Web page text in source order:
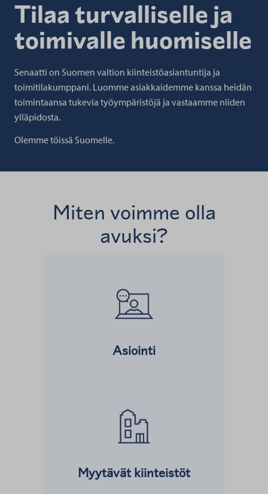
Tilaa turvalliselle ja
toimivalle huomiselle
Senaatti on Suomen valtion kiinteistöasiantuntija ja
toimitilakumppani. Luomme asiakkaidemme kanssa heidän
toimintaansa tukevia työympäristöjä ja vastaamme niiden
ylläpidosta.
Olemme töissä Suomelle.
Miten voimme olla
avuksi?
Asiointi
Myytävät kiinteistöt